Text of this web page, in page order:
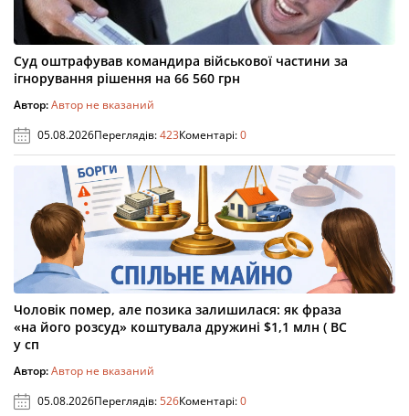
Суд оштрафував командира військової частини за
ігнорування рішення на 66 560 грн
Автор:Автор не вказаний
05.08.2026Переглядів:423Коментарі:0
Чоловік помер, але позика залишилася: як фраза
«на його розсуд» коштувала дружині $1,1 млн ( ВС
у сп
Автор:Автор не вказаний
05.08.2026Переглядів:526Коментарі:0